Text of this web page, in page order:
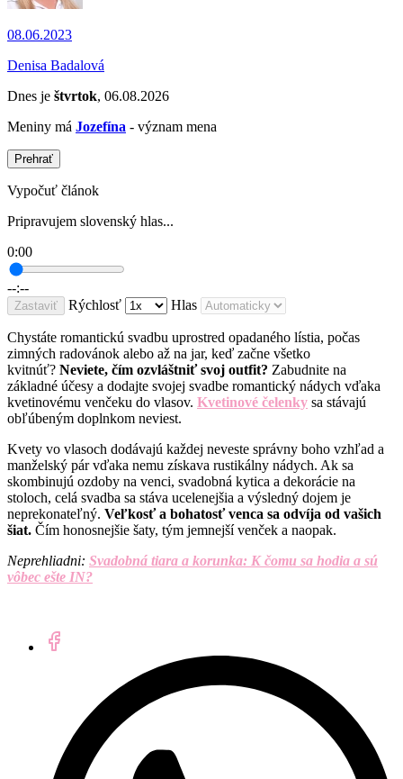
08.06.2023
Denisa Badalová
Dnes je štvrtok, 06.08.2026
Meniny má Jozefína - význam mena
Prehrať
Vypočuť článok
Pripravujem slovenský hlas...
0:00
--:--
Zastaviť Rýchlosť Hlas
Chystáte romantickú svadbu uprostred opadaného lístia, počas
zimných radovánok alebo až na jar, keď začne všetko
kvitnúť? Neviete, čím ozvláštniť svoj outfit? Zabudnite na
základné účesy a dodajte svojej svadbe romantický nádych vďaka
kvetinovému venčeku do vlasov. Kvetinové čelenky sa stávajú
obľúbeným doplnkom neviest.
Kvety vo vlasoch dodávajú každej neveste správny boho vzhľad a
manželský pár vďaka nemu získava rustikálny nádych. Ak sa
skombinujú ozdoby na venci, svadobná kytica a dekorácie na
stoloch, celá svadba sa stáva ucelenejšia a výsledný dojem je
neprekonateľný. Veľkosť a bohatosť venca sa odvíja od vašich
šiat. Čím honosnejšie šaty, tým jemnejší venček a naopak.
Neprehliadni: Svadobná tiara a korunka: K čomu sa hodia a sú
vôbec ešte IN?